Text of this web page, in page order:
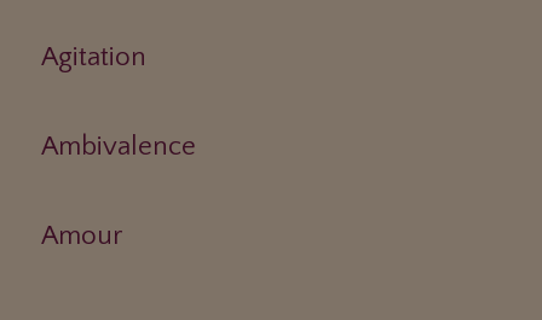
Agitation
Ambivalence
Amour